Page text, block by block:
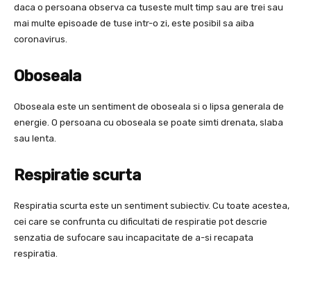
daca o persoana observa ca tuseste mult timp sau are trei sau
mai multe episoade de tuse intr-o zi, este posibil sa aiba
coronavirus.
Oboseala
Oboseala este un sentiment de oboseala si o lipsa generala de
energie. O persoana cu oboseala se poate simti drenata, slaba
sau lenta.
Respiratie scurta
Respiratia scurta este un sentiment subiectiv. Cu toate acestea,
cei care se confrunta cu dificultati de respiratie pot descrie
senzatia de sufocare sau incapacitate de a-si recapata
respiratia.